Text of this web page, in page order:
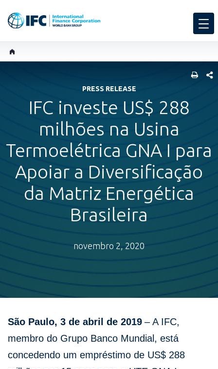
PRESS RELEASE
IFC investe US$ 288
milhões na Usina
Termoelétrica GNA I para
Apoiar a Diversificação
da Matriz Energética
Brasileira
novembro 2, 2020
São Paulo, 3 de abril de 2019 – A IFC,
membro do Grupo Banco Mundial, está
concedendo um empréstimo de US$ 288